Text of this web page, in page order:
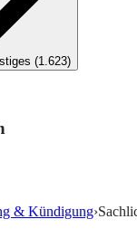
(1.623)
& Kündigung›